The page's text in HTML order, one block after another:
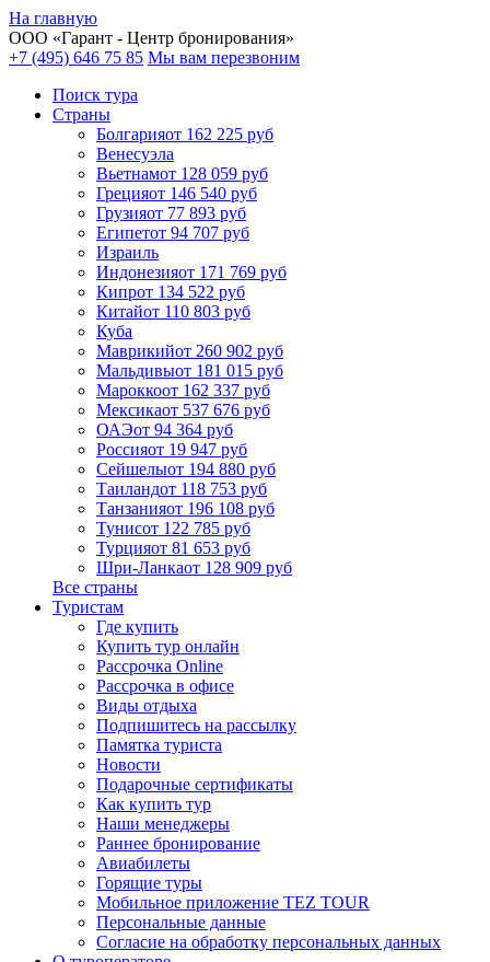
На главную
ООО «Гарант - Центр бронирования»
+7 (495) 646 75 85 Мы вам перезвоним
Поиск тура
Cтраны
Болгарияот 162 225 руб
Венесуэла
Вьетнамот 128 059 руб
Грецияот 146 540 руб
Грузияот 77 893 руб
Египетот 94 707 руб
Израиль
Индонезияот 171 769 руб
Кипрот 134 522 руб
Китайот 110 803 руб
Куба
Маврикийот 260 902 руб
Мальдивыот 181 015 руб
Мароккоот 162 337 руб
Мексикаот 537 676 руб
ОАЭот 94 364 руб
Россияот 19 947 руб
Сейшелыот 194 880 руб
Таиландот 118 753 руб
Танзанияот 196 108 руб
Тунисот 122 785 руб
Турцияот 81 653 руб
Шри-Ланкаот 128 909 руб
Все страны
Туристам
Где купить
Купить тур онлайн
Рассрочка Online
Рассрочка в офисе
Виды отдыха
Подпишитесь на рассылку
Памятка туриста
Новости
Подарочные сертификаты
Как купить тур
Наши менеджеры
Раннее бронирование
Авиабилеты
Горящие туры
Мобильное приложение TEZ TOUR
Персональные данные
Согласие на обработку персональных данных